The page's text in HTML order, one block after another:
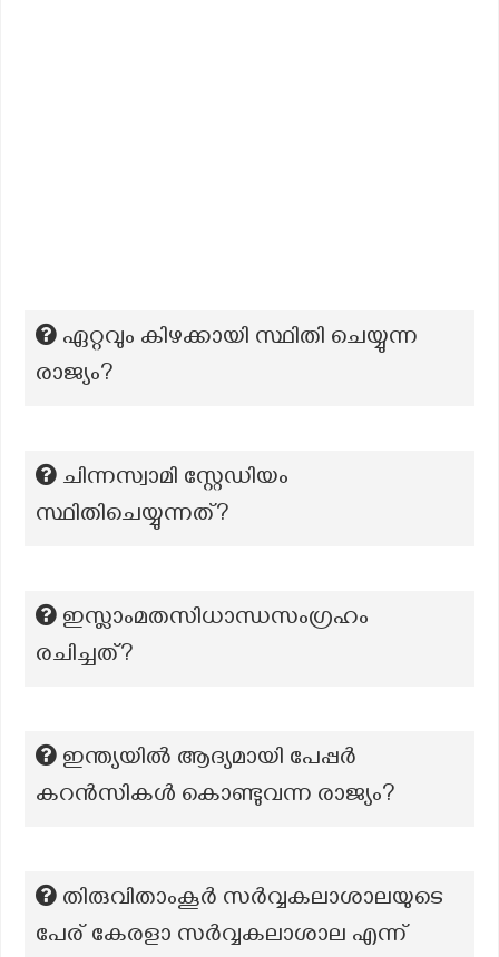
ഏറ്റവും കിഴക്കായി സ്ഥിതി ചെയ്യുന്ന
രാജ്യം?
ചിന്നസ്വാമി സ്റ്റേഡിയം
സ്ഥിതിചെയ്യുന്നത്?
ഇസ്ലാംമതസിധാന്ധസംഗ്രഹം
രചിച്ചത്?
ഇന്ത്യയിൽ ആദ്യമായി പേപ്പർ
കറൻസികൾ കൊണ്ടുവന്ന രാജ്യം?
തിരുവിതാംകൂർ സർവ്വകലാശാലയുടെ
പേര് കേരളാ സർവ്വകലാശാല എന്ന്